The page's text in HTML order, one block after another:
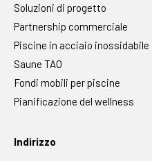
Soluzioni di progetto
Partnership commerciale
Piscine in acciaio inossidabile
Saune TAO
Fondi mobili per piscine
Pianificazione del wellness
Indirizzo